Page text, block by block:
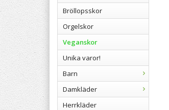
Bröllopsskor
Orgelskor
Veganskor
Unika varor!
Barn
Damkläder
Herrkläder